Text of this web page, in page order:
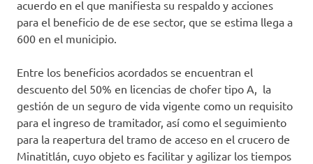
acuerdo en el que manifiesta su respaldo y acciones
para el beneficio de de ese sector, que se estima llega a
600 en el municipio.
Entre los beneficios acordados se encuentran el
descuento del 50% en licencias de chofer tipo A, la
gestión de un seguro de vida vigente como un requisito
para el ingreso de tramitador, así como el seguimiento
para la reapertura del tramo de acceso en el crucero de
Minatitlán, cuyo objeto es facilitar y agilizar los tiempos